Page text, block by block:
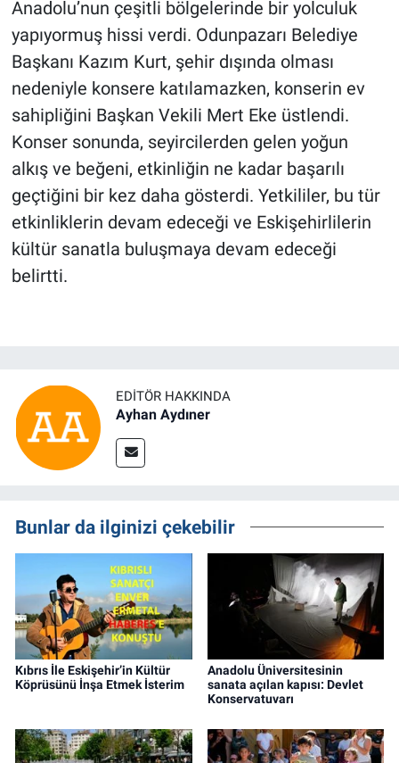
Anadolu’nun çeşitli bölgelerinde bir yolculuk
yapıyormuş hissi verdi. Odunpazarı Belediye
Başkanı Kazım Kurt, şehir dışında olması
nedeniyle konsere katılamazken, konserin ev
sahipliğini Başkan Vekili Mert Eke üstlendi.
Konser sonunda, seyircilerden gelen yoğun
alkış ve beğeni, etkinliğin ne kadar başarılı
geçtiğini bir kez daha gösterdi. Yetkililer, bu tür
etkinliklerin devam edeceği ve Eskişehirlilerin
kültür sanatla buluşmaya devam edeceği
belirtti.
EDITÖR HAKKINDA
Ayhan Aydıner
Bunlar da ilginizi çekebilir
Kıbrıs İle Eskişehir’in Kültür
Köprüsünü İnşa Etmek İsterim
Anadolu Üniversitesinin
sanata açılan kapısı: Devlet
Konservatuvarı